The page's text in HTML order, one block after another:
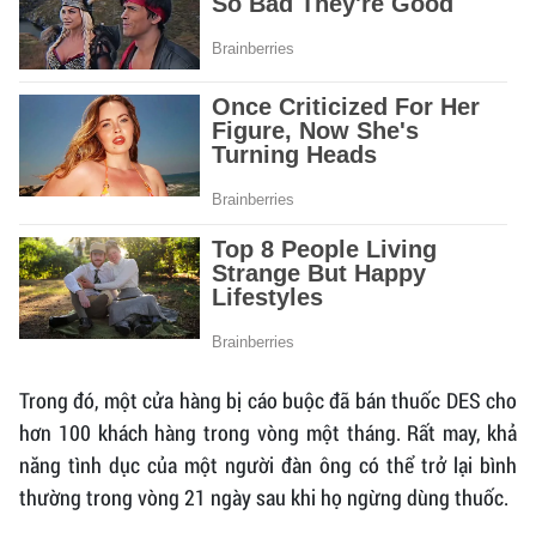
Trong đó, một cửa hàng bị cáo buộc đã bán thuốc DES cho
hơn 100 khách hàng trong vòng một tháng. Rất may, khả
năng tình dục của một người đàn ông có thể trở lại bình
thường trong vòng 21 ngày sau khi họ ngừng dùng thuốc.